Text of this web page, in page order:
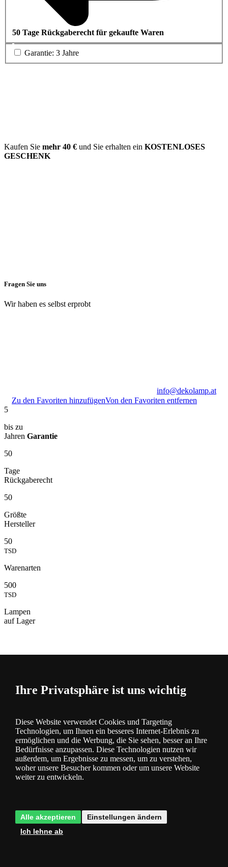
50 Tage Rückgaberecht für gekaufte Waren
Garantie: 3 Jahre
Kaufen Sie mehr 40 € und Sie erhalten ein KOSTENLOSES
GESCHENK
Fragen Sie uns
Wir haben es selbst erprobt
info@dekolamp.at
Zu den Favoriten hinzufügenVon den Favoriten entfernen
5
bis zu
Jahren Garantie
50
Tage
Rückgaberecht
50
Größte
Hersteller
50
TSD
Warenarten
500
TSD
Lampen
auf Lager
Ihre Privatsphäre ist uns wichtig
Diese Website verwendet Cookies und Targeting
Technologien, um Ihnen ein besseres Internet-Erlebnis zu
ermöglichen und die Werbung, die Sie sehen, besser an Ihre
Bedürfnisse anzupassen. Diese Technologien nutzen wir
außerdem, um Ergebnisse zu messen, um zu verstehen,
woher unsere Besucher kommen oder um unsere Website
weiter zu entwickeln.
Alle akzeptieren
Einstellungen ändern
Ich lehne ab